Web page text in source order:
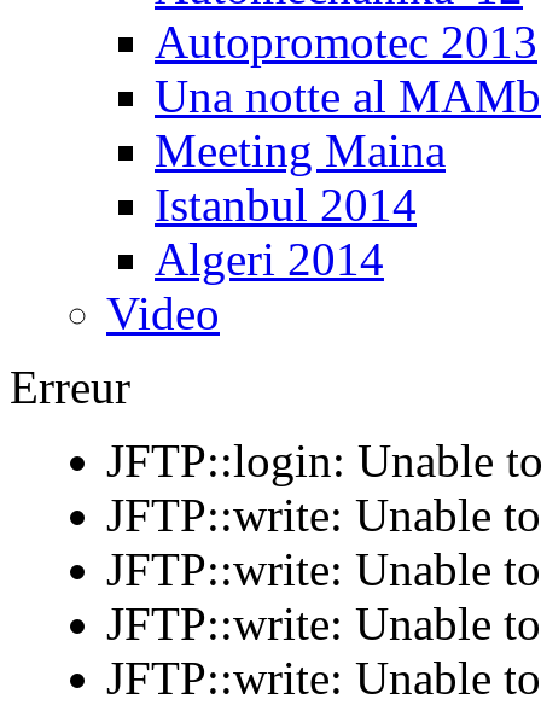
Autopromotec 2013
Una notte al
Meeting Maina
Istanbul 2014
Algeri 2014
Video
Erreur
JFTP::login: Unable
JFTP::write: Unable
JFTP::write: Unable
JFTP::write: Unable
JFTP::write: Unable